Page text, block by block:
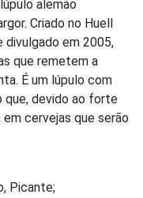
alemão
Criado no Huell
divulgado em 2005,
que remetem a
É um lúpulo com
que, devido ao forte
cervejas que serão
Picante;